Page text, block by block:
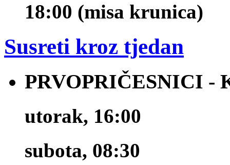
18:00 (misa krunica)
Susreti kroz tjedan
PRVOPRIČESNICI -
utorak, 16:00
subota, 08:30